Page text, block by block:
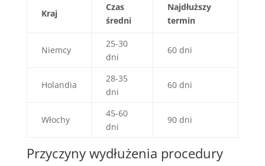
Kraj
Czas
średni
Najdłuższy
termin
Niemcy
25-30
dni
60 dni
Holandia
28-35
dni
60 dni
Włochy
45-60
dni
90 dni
Przyczyny wydłużenia procedury